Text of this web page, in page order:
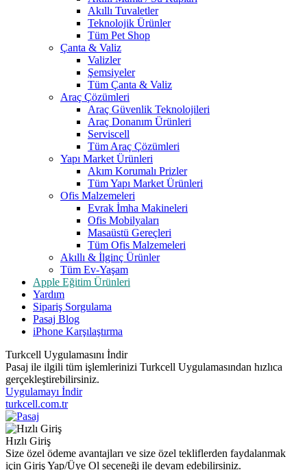
Akıllı Tuvaletler
Teknolojik Ürünler
Tüm Pet Shop
Çanta & Valiz
Valizler
Şemsiyeler
Tüm Çanta & Valiz
Araç Çözümleri
Araç Güvenlik Teknolojileri
Araç Donanım Ürünleri
Serviscell
Tüm Araç Çözümleri
Yapı Market Ürünleri
Akım Korumalı Prizler
Tüm Yapı Market Ürünleri
Ofis Malzemeleri
Evrak İmha Makineleri
Ofis Mobilyaları
Masaüstü Gereçleri
Tüm Ofis Malzemeleri
Akıllı & İlginç Ürünler
Tüm Ev-Yaşam
Apple Eğitim Ürünleri
Yardım
Sipariş Sorgulama
Pasaj Blog
iPhone Karşılaştırma
Turkcell Uygulamasını İndir
Pasaj ile ilgili tüm işlemlerinizi Turkcell Uygulamasından hızlıca
gerçekleştirebilirsiniz.
Uygulamayı İndir
turkcell.com.tr
Hızlı Giriş
Size özel ödeme avantajları ve size özel tekliflerden faydalanmak
için Giriş Yap/Üye Ol seçeneği ile devam edebilirsiniz.